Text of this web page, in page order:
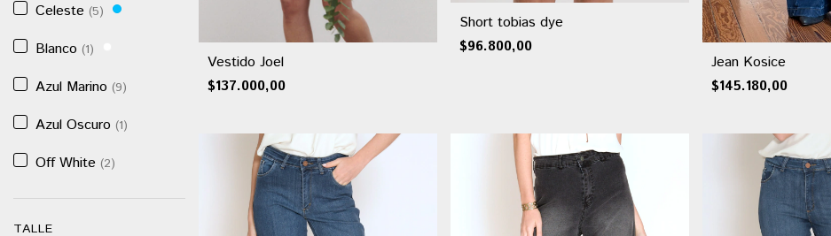
Celeste (5)
Blanco (1)
Azul Marino (9)
Azul Oscuro (1)
Off White (2)
TALLE
Vestido Joel
$137.000,00
Short tobias dye
$96.800,00
Jean Kosice
$145.180,00